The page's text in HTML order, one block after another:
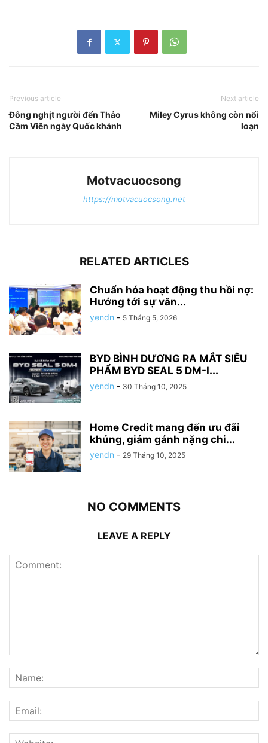
Previous article
Đông nghịt người đến Thảo
Cầm Viên ngày Quốc khánh
Next article
Miley Cyrus không còn nổi
loạn
Motvacuocsong
https://motvacuocsong.net
RELATED ARTICLES
Chuẩn hóa hoạt động thu hồi nợ:
Hướng tới sự văn...
yendn - 5 Tháng 5, 2026
BYD BÌNH DƯƠNG RA MẮT SIÊU
PHẨM BYD SEAL 5 DM-I...
yendn - 30 Tháng 10, 2025
Home Credit mang đến ưu đãi
khủng, giảm gánh nặng chi...
yendn - 29 Tháng 10, 2025
NO COMMENTS
LEAVE A REPLY